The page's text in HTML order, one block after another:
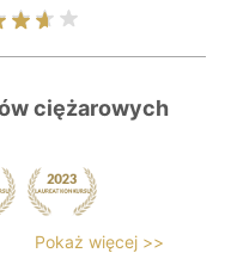
ciężarowych
Pokaż więcej >>